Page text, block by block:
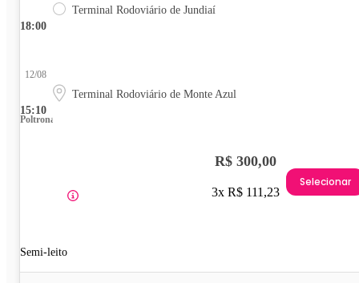
18:00
Terminal Rodoviário de Jundiaí
15:10
12/08
Terminal Rodoviário de Monte Azul
Poltrona
Semi-leito
R$ 300,00
3x R$ 111,23
Selecionar